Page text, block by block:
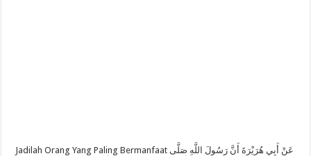
Jadilah Orang Yang Paling Bermanfaat عَنْ أَبِي هُرَيْرَةَ أَنَّ رَسُولَ اللَّهِ صَلَّى